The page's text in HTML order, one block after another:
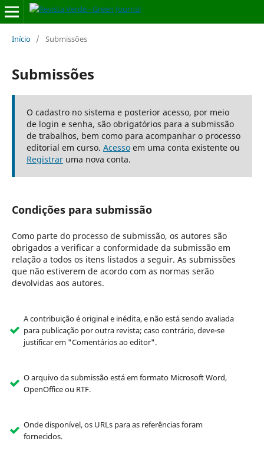
Início / Submissões
Submissões
O cadastro no sistema e posterior acesso, por meio
de login e senha, são obrigatórios para a submissão
de trabalhos, bem como para acompanhar o processo
editorial em curso. Acessoem uma conta existente ou
Registraruma nova conta.
Condições para submissão
Como parte do processo de submissão, os autores são
obrigados a verificar a conformidade da submissão em
relação a todos os itens listados a seguir. As submissões
que não estiverem de acordo com as normas serão
devolvidas aos autores.
A contribuição é original e inédita, e não está sendo avaliada
para publicação por outra revista; caso contrário, deve-se
justificar em "Comentários ao editor".
O arquivo da submissão está em formato Microsoft Word,
OpenOffice ou RTF.
Onde disponível, os URLs para as referências foram
fornecidos.